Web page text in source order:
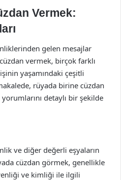
Vermek:
gelen mesajlar
vermek, birçok farklı
yaşamındaki çeşitli
rüyada birine cüzdan
detaylı bir şekilde
ve diğer değerli eşyaların
cüzdan görmek, genellikle
ve kimliği ile ilgili